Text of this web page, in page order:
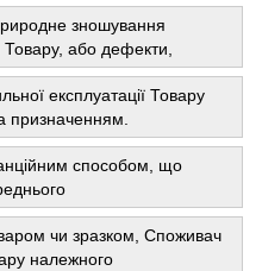
зношування
Товару, або дефекти,
експлуатації Товару
призначенням.
способом, що
чи зразком, Споживач
належного